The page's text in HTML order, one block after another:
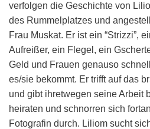
verfolgen die Geschichte von
des Rummelplatzes und
Frau Muskat. Er ist ein “Strizzi”,
Aufreißer, ein Flegel, ein
Geld und Frauen genauso
es/sie bekommt. Er trifft auf das
und gibt ihretwegen seine Arbeit
heiraten und schnorren sich
Fotografin durch. Liliom sucht